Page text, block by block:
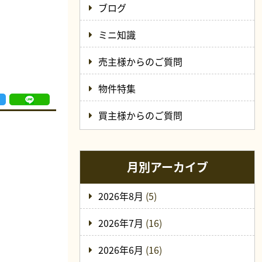
ブログ
ミニ知識
売主様からのご質問
物件特集
買主様からのご質問
月別アーカイブ
2026年8月 (5)
2026年7月 (16)
2026年6月 (16)